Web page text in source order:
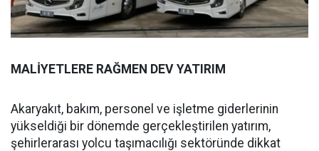
MALİYETLERE RAĞMEN DEV YATIRIM
Akaryakıt, bakım, personel ve işletme giderlerinin
yükseldiği bir dönemde gerçekleştirilen yatırım,
şehirlerarası yolcu taşımacılığı sektöründe dikkat